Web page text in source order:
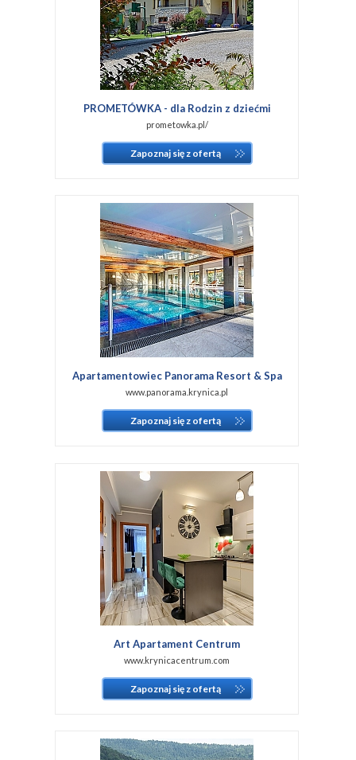
PROMETÓWKA - dla Rodzin z dziećmi
prometowka.pl/
Zapoznaj się z ofertą
Apartamentowiec Panorama Resort & Spa
www.panorama.krynica.pl
Zapoznaj się z ofertą
Art Apartament Centrum
www.krynicacentrum.com
Zapoznaj się z ofertą